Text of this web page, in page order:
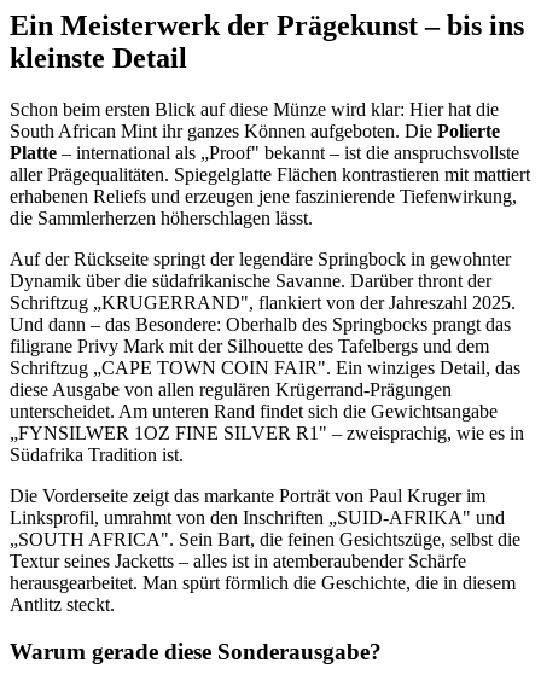
Ein Meisterwerk der Prägekunst – bis ins
kleinste Detail
Schon beim ersten Blick auf diese Münze wird klar: Hier hat die
South African Mint ihr ganzes Können aufgeboten. Die Polierte
Platte – international als „Proof" bekannt – ist die anspruchsvollste
aller Prägequalitäten. Spiegelglatte Flächen kontrastieren mit mattiert
erhabenen Reliefs und erzeugen jene faszinierende Tiefenwirkung,
die Sammlerherzen höherschlagen lässt.
Auf der Rückseite springt der legendäre Springbock in gewohnter
Dynamik über die südafrikanische Savanne. Darüber thront der
Schriftzug „KRUGERRAND", flankiert von der Jahreszahl 2025.
Und dann – das Besondere: Oberhalb des Springbocks prangt das
filigrane Privy Mark mit der Silhouette des Tafelbergs und dem
Schriftzug „CAPE TOWN COIN FAIR". Ein winziges Detail, das
diese Ausgabe von allen regulären Krügerrand-Prägungen
unterscheidet. Am unteren Rand findet sich die Gewichtsangabe
„FYNSILWER 1OZ FINE SILVER R1" – zweisprachig, wie es in
Südafrika Tradition ist.
Die Vorderseite zeigt das markante Porträt von Paul Kruger im
Linksprofil, umrahmt von den Inschriften „SUID-AFRIKA" und
„SOUTH AFRICA". Sein Bart, die feinen Gesichtszüge, selbst die
Textur seines Jacketts – alles ist in atemberaubender Schärfe
herausgearbeitet. Man spürt förmlich die Geschichte, die in diesem
Antlitz steckt.
Warum gerade diese Sonderausgabe?